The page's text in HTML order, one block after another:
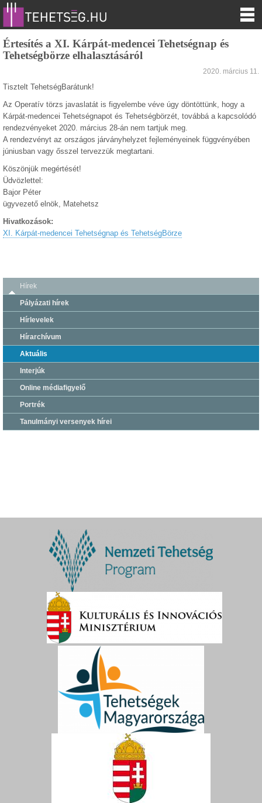
Értesítés a XI. Kárpát-medencei Tehetségnap és
Tehetségbörze elhalasztásáról
2020. március 11.
Tisztelt TehetségBarátunk!
Az Operatív törzs javaslatát is figyelembe véve úgy döntöttünk, hogy a
Kárpát-medencei Tehetségnapot és Tehetségbörzét, továbbá a kapcsolódó
rendezvényeket 2020. március 28-án nem tartjuk meg.
A rendezvényt az országos járványhelyzet fejleményeinek függvényében
júniusban vagy ősszel tervezzük megtartani.
Köszönjük megértését!
Üdvözlettel:
Bajor Péter
ügyvezető elnök, Matehetsz
Hivatkozások:
XI. Kárpát-medencei Tehetségnap és TehetségBörze
Hírek
Pályázati hírek
Hírlevelek
Hírarchívum
Aktuális
Interjúk
Online médiafigyelő
Portrék
Tanulmányi versenyek hírei